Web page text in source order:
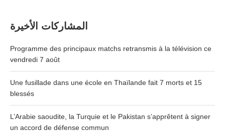
المشاركات الأخيرة
Programme des principaux matchs retransmis à la télévision ce
vendredi 7 août
Une fusillade dans une école en Thaïlande fait 7 morts et 15
blessés
L’Arabie saoudite, la Turquie et le Pakistan s’apprêtent à signer
un accord de défense commun